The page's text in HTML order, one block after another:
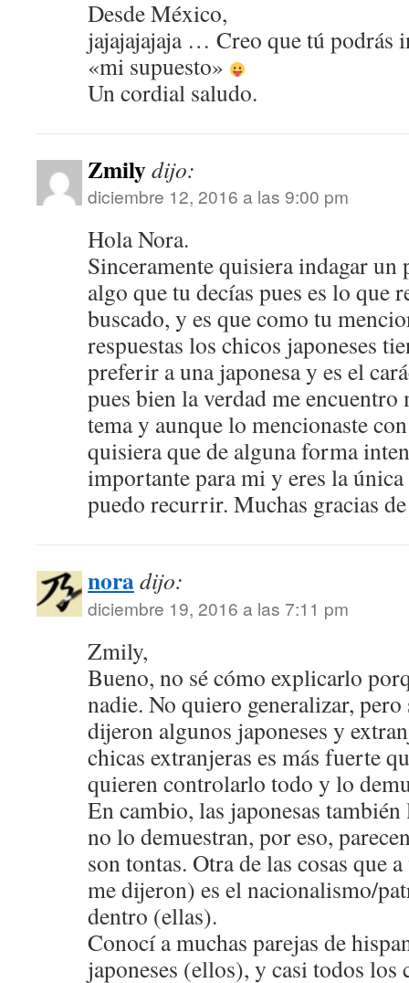
Desde México,
jajajajajaja … Creo que tú podrás
«mi supuesto»
Un cordial saludo.
Zmilydijo:
diciembre 12, 2016 a las 9:00 pm
Hola Nora.
Sinceramente quisiera indagar un
algo que tu decías pues es lo que
buscado, y es que como tu
respuestas los chicos japoneses
preferir a una japonesa y es el
pues bien la verdad me
tema y aunque lo mencionaste
quisiera que de alguna forma
importante para mi y eres la
puedo recurrir. Muchas gracias
noradijo:
diciembre 19, 2016 a las 7:11 pm
Zmily,
Bueno, no sé cómo explicarlo
nadie. No quiero generalizar,
dijeron algunos japoneses y
chicas extranjeras es más fuerte
quieren controlarlo todo y lo
En cambio, las japonesas
no lo demuestran, por eso,
son tontas. Otra de las cosas que
me dijeron) es el nacionalismo/
dentro (ellas).
Conocí a muchas parejas de
japoneses (ellos), y casi todos